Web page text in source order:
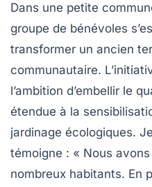
Dans une petite
groupe de bénévoles
transformer un ancien
communautaire.
l’ambition d’embellir le
étendue à la
jardinage écologiques.
témoigne : « Nous
nombreux habitants. En